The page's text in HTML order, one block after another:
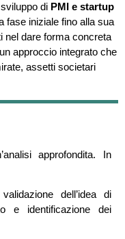
di PMI e startup
fase iniziale fino alla sua
nel dare forma concreta
approccio integrato che
assetti societari
approfondita. In
dell’idea di
e identificazione dei